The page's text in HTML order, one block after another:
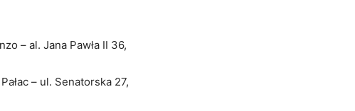
– al. Jana Pawła II 36,
– ul. Senatorska 27,